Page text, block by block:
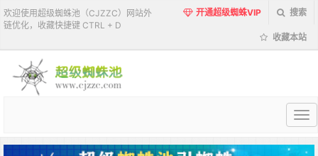
欢迎使用超级蜘蛛池（CJZZC）网站外
链优化，收藏快捷键 CTRL + D
开通超级蜘蛛VIP 搜索
收藏本站
超
蜘